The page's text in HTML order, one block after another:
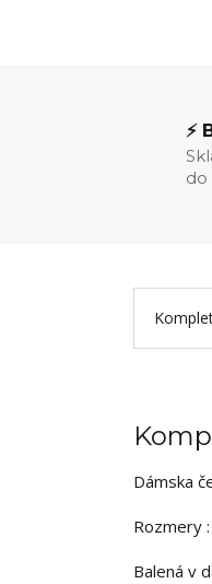
⚡
do
Dámska
Rozmery
Balená v